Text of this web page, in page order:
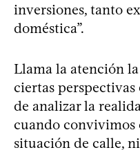
inversiones, tanto
doméstica”.
Llama la atención
ciertas
de analizar la
cuando convivimos
situación de calle,